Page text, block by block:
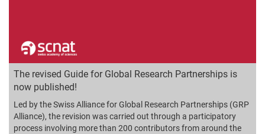
The revised Guide for Global Research Partnerships is
now published!
Led by the Swiss Alliance for Global Research Partnerships (GRP
Alliance), the revision was carried out through a participatory
process involving more than 200 contributors from around the